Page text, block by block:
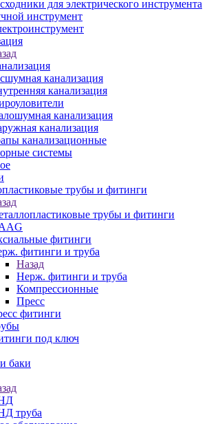
для электрического инструмента
инструмент
канализация
канализация
канализация
канализация
канализационные
системы
трубы и фитинги
трубы и фитинги
фитинги
фитинги и труба
Назад
Нерж. фитинги и труба
Компрессионные
Пресс
фитинги
под ключ
баки
труба